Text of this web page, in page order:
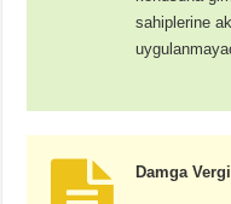
sahiplerine
Damga